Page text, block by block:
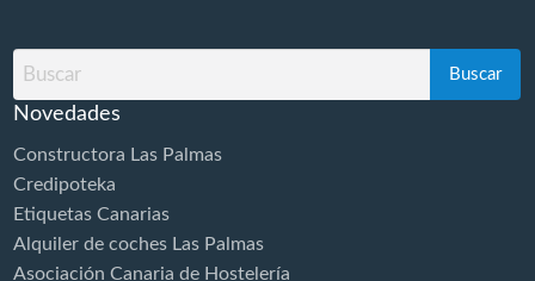
Buscar
Novedades
Constructora Las Palmas
Credipoteka
Etiquetas Canarias
Alquiler de coches Las Palmas
Asociación Canaria de Hostelería